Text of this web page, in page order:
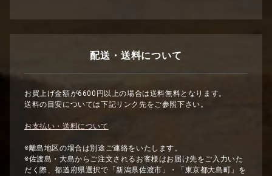
配送・送料について
お買上げ金額が6600円以上の場合は送料無料となります。
送料の目安については下記リンク先をご参照下さい。
お支払い・送料について
※離島地区の場合は別途ご連絡をいたします。
※佐渡島・大島からご注文されるお客様はお届け先をご入力いた
だく際、都道府県選択で「新潟県佐渡市」・「東京都大島町」を